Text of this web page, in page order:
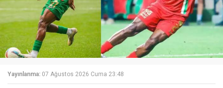
Yayınlanma: 07 Ağustos 2026 Cuma 23:48